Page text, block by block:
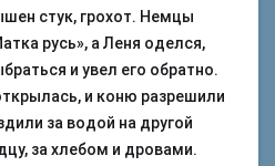
стук, грохот. Немцы
русь», а Леня оделся,
и увел его обратно.
и коню разрешили
за водой на другой
за хлебом и дровами.